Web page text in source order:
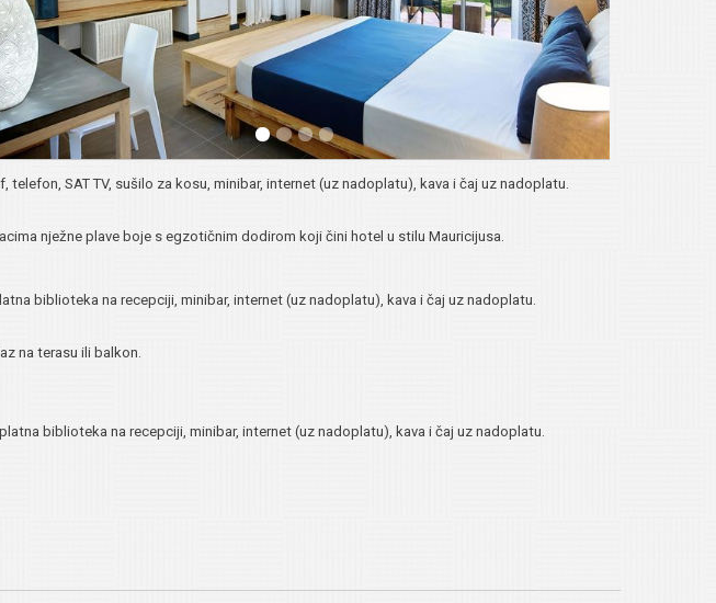
SAT TV, sušilo za kosu, minibar, internet (uz nadoplatu), kava i čaj uz nadoplatu.
nježne plave boje s egzotičnim dodirom koji čini hotel u stilu Mauricijusa.
biblioteka na recepciji, minibar, internet (uz nadoplatu), kava i čaj uz nadoplatu.
na terasu ili balkon.
biblioteka na recepciji, minibar, internet (uz nadoplatu), kava i čaj uz nadoplatu.